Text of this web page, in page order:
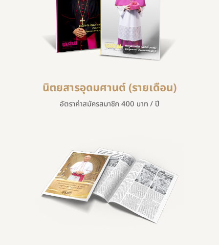
นิตยสารอุดมศานต์ (รายเดือน)
อัตราค่าสมัครสมาชิก 400 บาท / ปี